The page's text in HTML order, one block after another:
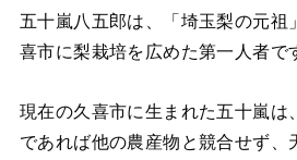
五十嵐八五郎は、「埼玉梨の元祖
喜市に梨栽培を広めた第一人者で
現在の久喜市に生まれた五十嵐は
であれば他の農産物と競合せず、